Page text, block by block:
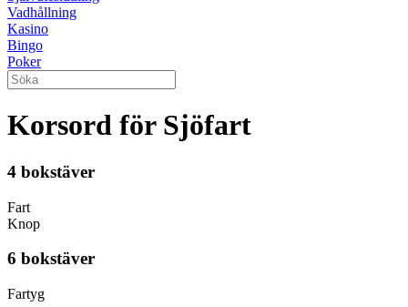
Vadhållning
Kasino
Bingo
Poker
Korsord för Sjöfart
4 bokstäver
Fart
Knop
6 bokstäver
Fartyg